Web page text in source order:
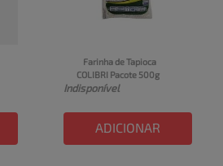
Farinha de Tapioca
COLIBRI Pacote 500g
Indisponível
ADICIONAR